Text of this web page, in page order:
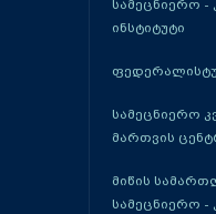
სამეცნიერო -
ინსტიტუტი
სამეცნიერო
მართვის
მიწის
სამეცნიერო -